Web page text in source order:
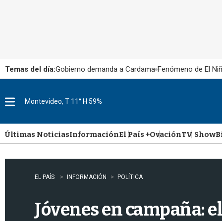
Temas del día:Gobierno demanda a Cardama Fenómeno de El
u
Montevideo, T 11° H 59%
Últimas NoticiasInformaciónEl País +OvaciónTV Show
EL PAÍS INFORMACIÓN POLÍTICA
Jóvenes en campaña: